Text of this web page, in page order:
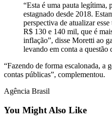
“Esta é uma pauta legítima,
estagnado desde 2018.
perspectiva de atualizar
R$ 130 e 140 mil, que é
inflação”, disse Moretti ao
levando em conta a questão
“Fazendo de forma escalonada, a
contas públicas”, complementou.
Agência Brasil
You Might Also Like